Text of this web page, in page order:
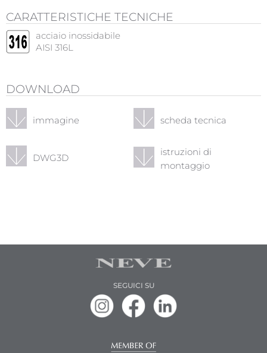
CARATTERISTICHE TECNICHE
acciaio inossidabile
AISI 316L
DOWNLOAD
immagine scheda tecnica
DWG3D
istruzioni di
montaggio
SEGUICI SU